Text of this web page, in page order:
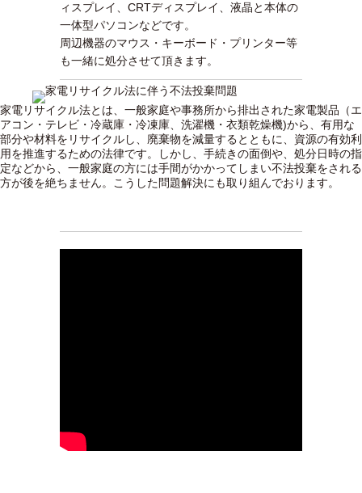
ィスプレイ、CRTディスプレイ、液晶と本体の
一体型パソコンなどです。
周辺機器のマウス・キーボード・プリンター等
も一緒に処分させて頂きます。
家電リサイクル法とは、一般家庭や事務所から排出された家電製品（エ
アコン・テレビ・冷蔵庫・冷凍庫、洗濯機・衣類乾燥機)から、有用な
部分や材料をリサイクルし、廃棄物を減量するとともに、資源の有効利
用を推進するための法律です。しかし、手続きの面倒や、処分日時の指
定などから、一般家庭の方には手間がかかってしまい不法投棄をされる
方が後を絶ちません。こうした問題解決にも取り組んでおります。